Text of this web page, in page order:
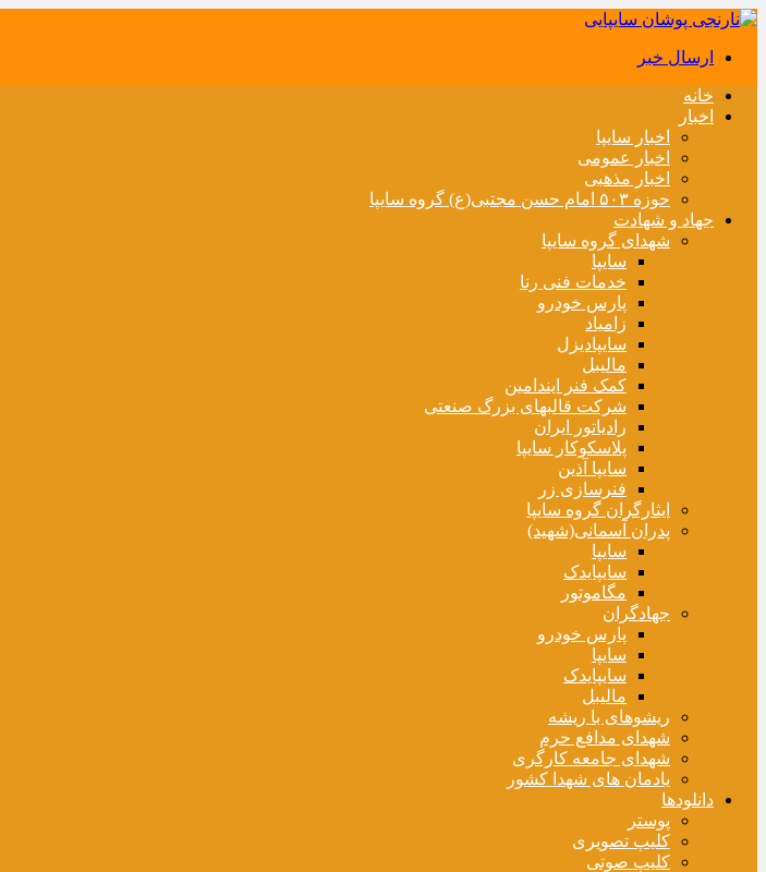
ارسال خبر
خانه
اخبار
اخبار سایپا
اخبار عمومی
اخبار مذهبی
حوزه ۵۰۳ امام حسن مجتبی(ع) گروه سایپا
جهاد و شهادت
شهدای گروه سایپا
سایپا
خدمات فنی رنا
پارس خودرو
زامیاد
سایپادیزل
مالیبل
کمک فنر ایندامین
شرکت قالبهای بزرگ صنعتی
رادیاتور ایران
پلاسکوکار سایپا
سایپا آذین
فنرسازی زر
ایثارگران گروه سایپا
پدران آسمانی(شهید)
سایپا
سایپایدک
مگاموتور
جهادگران
پارس خودرو
سایپا
سایپایدک
مالیبل
ریشوهای با ریشه
شهدای مدافع حرم
شهدای جامعه کارگری
یادمان های شهدا کشور
دانلودها
پوستر
کلیپ تصویری
کلیپ صوتی